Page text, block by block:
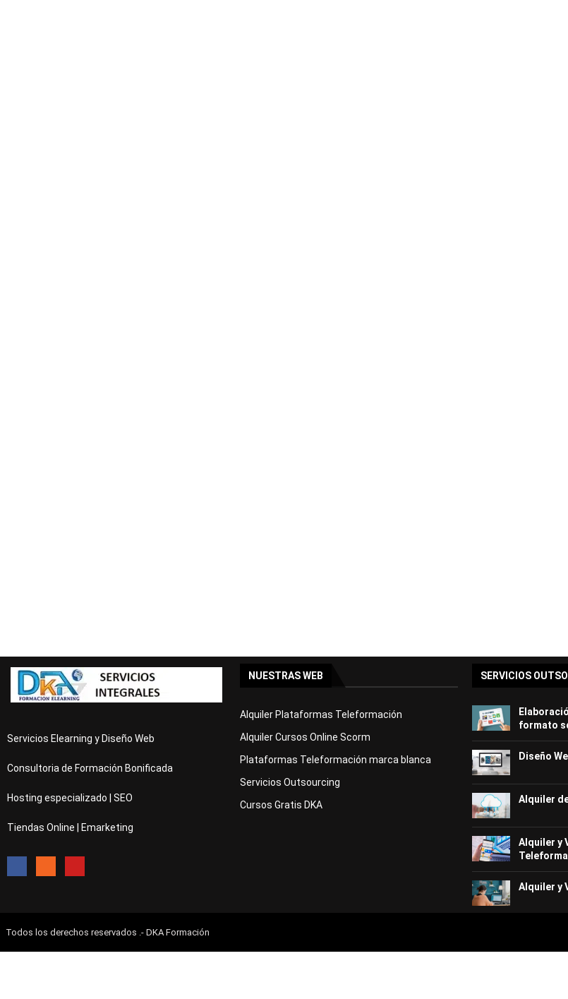
Servicios Elearning y Diseño Web
Consultoria de Formación Bonificada
Hosting especializado | SEO
Tiendas Online | Emarketing
NUESTRAS WEB
Alquiler Plataformas Teleformación
Alquiler Cursos Online Scorm
Plataformas Teleformación marca blanca
Servicios Outsourcing
Cursos Gratis DKA
SERVICIOS
formato
Diseño
Alquiler
Alquiler y
Alquiler y
Todos los derechos reservados .- DKA Formación